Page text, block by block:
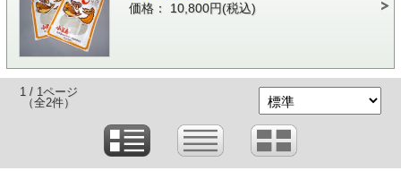
価格： 10,800円(税込)
1 / 1ページ
（全2件）